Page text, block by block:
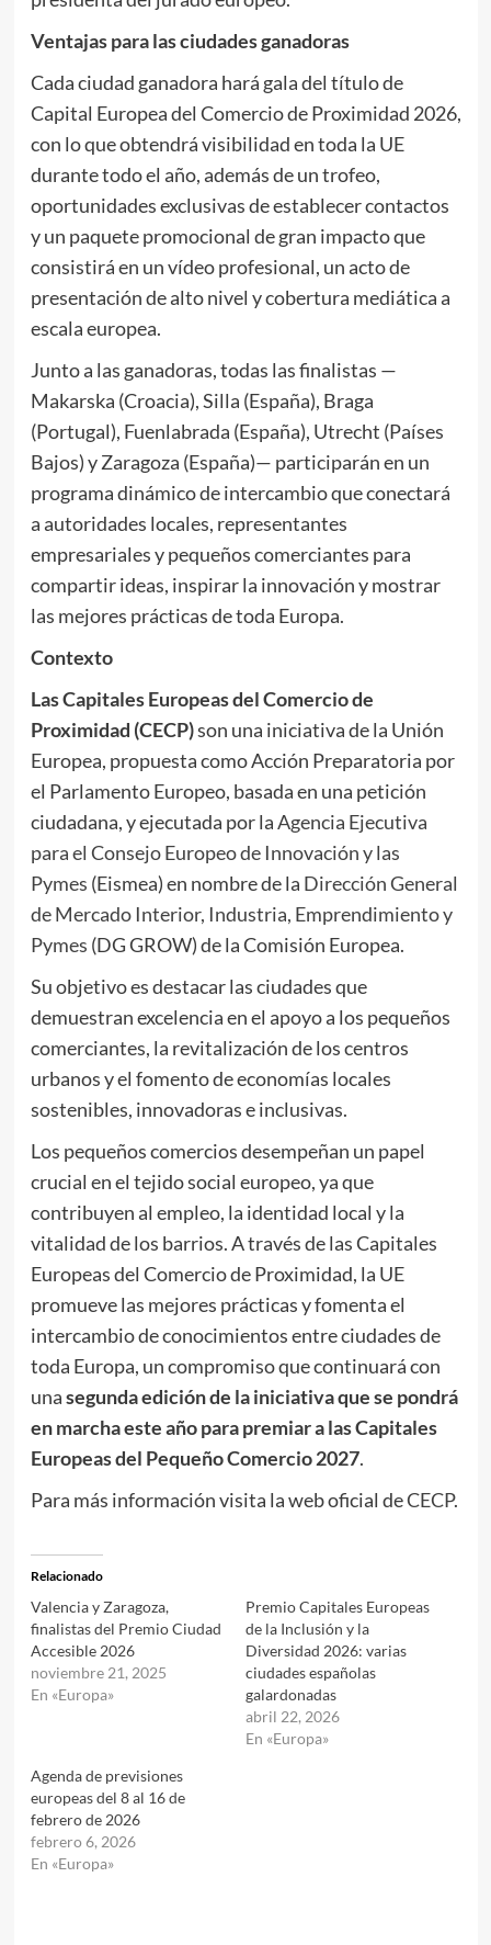
Ventajas para las ciudades ganadoras
Cada ciudad ganadora hará gala del título de
Capital Europea del Comercio de Proximidad 2026,
con lo que obtendrá visibilidad en toda la UE
durante todo el año, además de un trofeo,
oportunidades exclusivas de establecer contactos
y un paquete promocional de gran impacto que
consistirá en un vídeo profesional, un acto de
presentación de alto nivel y cobertura mediática a
escala europea.
Junto a las ganadoras, todas las finalistas —
Makarska (Croacia), Silla (España), Braga
(Portugal), Fuenlabrada (España), Utrecht (Países
Bajos) y Zaragoza (España)— participarán en un
programa dinámico de intercambio que conectará
a autoridades locales, representantes
empresariales y pequeños comerciantes para
compartir ideas, inspirar la innovación y mostrar
las mejores prácticas de toda Europa.
Contexto
Las Capitales Europeas del Comercio de
Proximidad (CECP)son una iniciativa de la Unión
Europea, propuesta como Acción Preparatoria por
el Parlamento Europeo, basada en una petición
ciudadana, y ejecutada por laAgencia Ejecutiva
para el Consejo Europeo de Innovación y las
Pymes (Eismea) en nombre de la Dirección General
de Mercado Interior, Industria, Emprendimiento y
Pymes (DG GROW) de la Comisión Europea.
Su objetivo es destacar las ciudades que
demuestran excelencia en el apoyo a los pequeños
comerciantes, la revitalización de los centros
urbanos y el fomento de economías locales
sostenibles, innovadoras e inclusivas.
Los pequeños comercios desempeñan un papel
crucial en el tejido social europeo, ya que
contribuyen al empleo, la identidad local y la
vitalidad de los barrios. A través de las Capitales
Europeas del Comercio de Proximidad, la UE
promueve las mejores prácticas y fomenta el
intercambio de conocimientos entre ciudades de
toda Europa, un compromiso que continuará con
unasegunda edición de la iniciativa que se pondrá
en marcha este año para premiar a las Capitales
Europeas del Pequeño Comercio 2027.
Para más información visita la web oficial deCECP.
Relacionado
Valencia y Zaragoza,
finalistas del Premio Ciudad
Accesible 2026
noviembre 21, 2025
En «Europa»
Premio Capitales Europeas
de la Inclusión y la
Diversidad 2026: varias
ciudades españolas
galardonadas
abril 22, 2026
En «Europa»
Agenda de previsiones
europeas del 8 al 16 de
febrero de 2026
febrero 6, 2026
En «Europa»